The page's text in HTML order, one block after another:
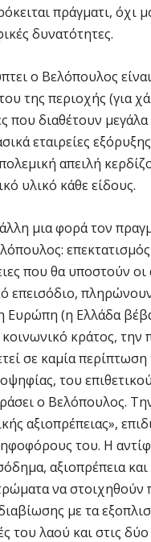
πράγματι, όχι
δυνατότητες.
ο Βελόπουλος
της περιοχής (για
που διαθέτουν
εταιρείες
απειλή
υλικό κάθε είδους.
μια φορά τον
που θα υποστούν
(η Ελλάδα
κράτος, την
σε καμία
του
ο Βελόπουλος.
αξιοπρέπειας»,
του. Η
αξιοπρέπεια
να
με τα
του λαού και στις